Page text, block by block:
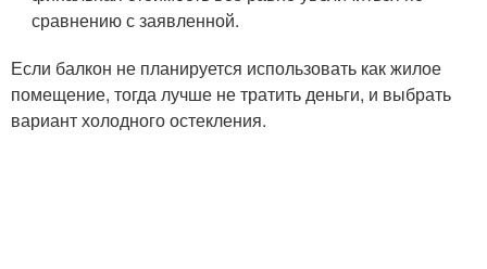
сравнению с заявленной.
Если балкон не планируется использовать как жилое
помещение, тогда лучше не тратить деньги, и выбрать
вариант холодного остекления.